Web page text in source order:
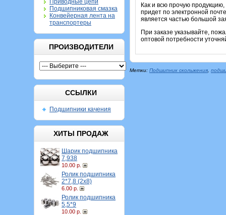
Приводные цепи
Подшипниковая смазка
Конвейерная лента на
транспортеры
ПРОИЗВОДИТЕЛИ
ССЫЛКИ
Подшипники качения
ХИТЫ ПРОДАЖ
Шарик подшипника
7,938
10.00 р.
Ролик подшипника
2*7,8 (2х8)
6.00 р.
Ролик подшипника
5,5*9
10.00 р.
Как и всю прочую продукцию,
придет по электронной
является частью большой
При заказе указывайте,
оптовой потребности
Метки: Подшипник скольжения